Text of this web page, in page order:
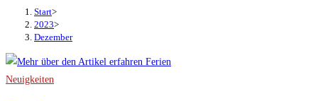
Start>
2023>
Dezember
Neuigkeiten